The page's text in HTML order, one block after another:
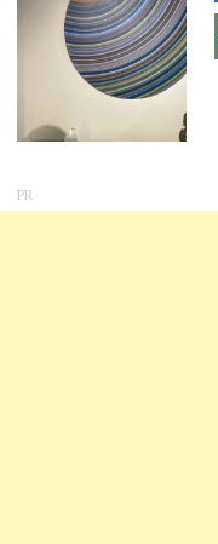
PR